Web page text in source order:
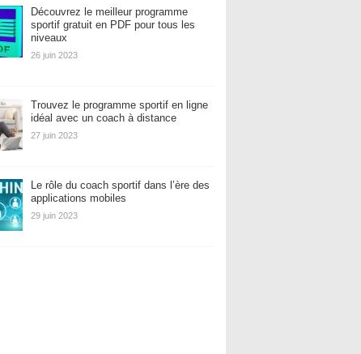
Découvrez le meilleur programme
sportif gratuit en PDF pour tous les
niveaux
26 juin 2023
Trouvez le programme sportif en ligne
idéal avec un coach à distance
27 juin 2023
Le rôle du coach sportif dans l’ère des
applications mobiles
29 juin 2023